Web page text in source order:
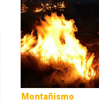
Montañismo